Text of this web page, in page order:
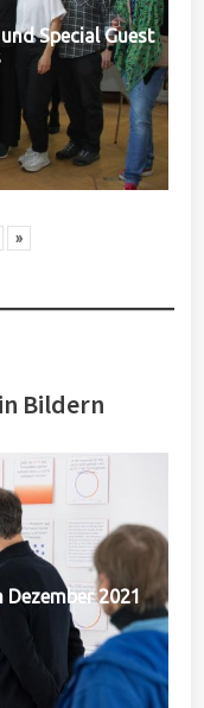
Special Guest
»
Bildern
2021